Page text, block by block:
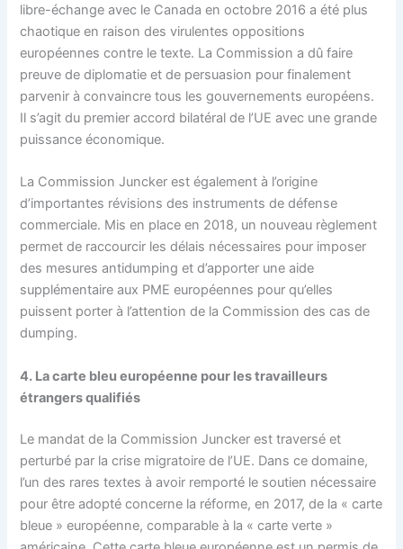
libre-échange avec le Canada en octobre 2016 a été plus
chaotique en raison des virulentes oppositions
européennes contre le texte. La Commission a dû faire
preuve de diplomatie et de persuasion pour finalement
parvenir à convaincre tous les gouvernements européens.
Il s’agit du premier accord bilatéral de l’UE avec une grande
puissance économique.
La Commission Juncker est également à l’origine
d’importantes révisions des instruments de défense
commerciale. Mis en place en 2018, un nouveau règlement
permet de raccourcir les délais nécessaires pour imposer
des mesures antidumping et d’apporter une aide
supplémentaire aux PME européennes pour qu’elles
puissent porter à l’attention de la Commission des cas de
dumping.
4. La carte bleu européenne pour les travailleurs
étrangers qualifiés
Le mandat de la Commission Juncker est traversé et
perturbé par la crise migratoire de l’UE. Dans ce domaine,
l’un des rares textes à avoir remporté le soutien nécessaire
pour être adopté concerne la réforme, en 2017, de la « carte
bleue » européenne, comparable à la « carte verte »